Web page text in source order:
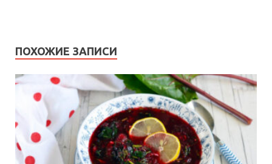
ПОХОЖИЕ ЗАПИСИ